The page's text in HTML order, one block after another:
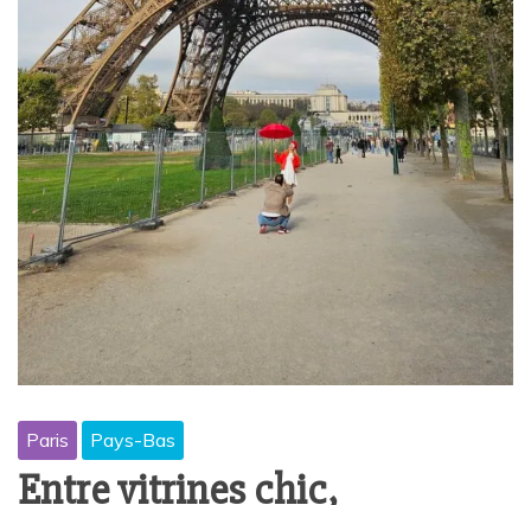
Paris Pays-Bas
Entre vitrines chic,